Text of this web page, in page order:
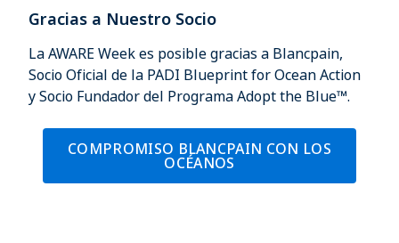
Gracias a Nuestro Socio
La AWARE Week es posible gracias a Blancpain,
Socio Oficial de la PADI Blueprint for Ocean Action
y Socio Fundador del Programa Adopt the Blue™.
COMPROMISO BLANCPAIN CON LOS
OCÉANOS